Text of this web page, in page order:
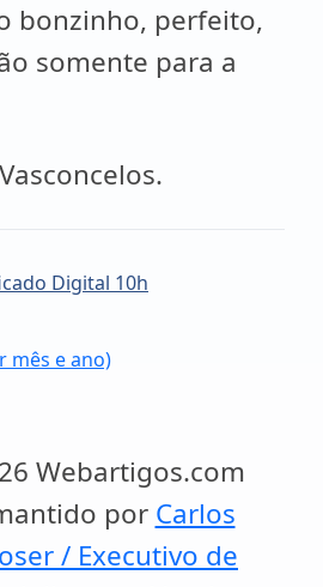
bonzinho, perfeito,
somente para a
Digital 10h
mês e ano)
Webartigos.com
por Carlos
/ Executivo de